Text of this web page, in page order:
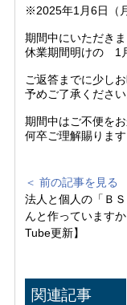
※2025年1月6日（
期間中にいただき
休業期間明けの 1
ご返答までに少し
予めご了承ください
期間中はご不便を
何卒ご理解賜りま
＜ 前の記事を見る
法人と個人の「Ｂ
んと作っています
Tube更新】
関連記事